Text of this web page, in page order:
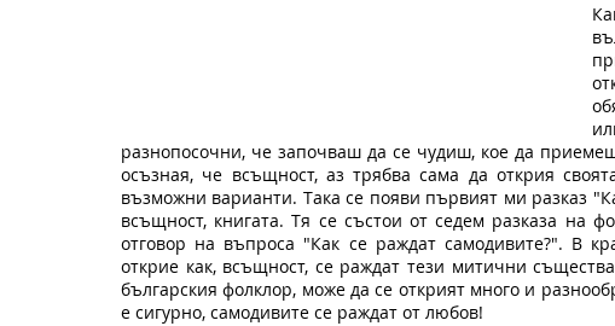
разнопосочни, че започваш да се чудиш, кое да
осъзная, че всъщност, аз трябва сама да открия
възможни варианти. Така се появи първият ми разказ
всъщност, книгата. Тя се състои от седем разказа на
отговор на въпроса "Как се раждат самодивите?". В
открие как, всъщност, се раждат тези митични
българския фолклор, може да се открият много и
е сигурно, самодивите се раждат от любов!